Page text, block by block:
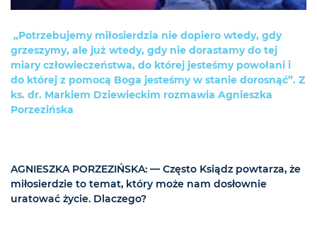
„Potrzebujemy miłosierdzia nie dopiero wtedy, gdy
grzeszymy, ale już wtedy, gdy nie dorastamy do tej
miary człowieczeństwa, do której jesteśmy powołani i
do której z pomocą Boga jesteśmy w stanie dorosnąć”. Z
ks. dr. Markiem Dziewieckim rozmawia Agnieszka
Porzezińska
AGNIESZKA PORZEZIŃSKA: — Często Ksiądz powtarza, że
miłosierdzie to temat, który może nam dosłownie
uratować życie. Dlaczego?